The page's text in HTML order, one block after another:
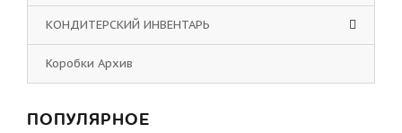
КОНДИТЕРСКИЙ ИНВЕНТАРЬ
Коробки Архив
ПОПУЛЯРНОЕ